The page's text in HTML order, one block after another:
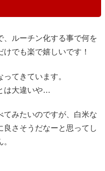
、ルーチン化する事で何を
でも楽で嬉しいです！
てきています。
は大違いや…
てみたいのですが、白米な
さそうだなーと思ってし